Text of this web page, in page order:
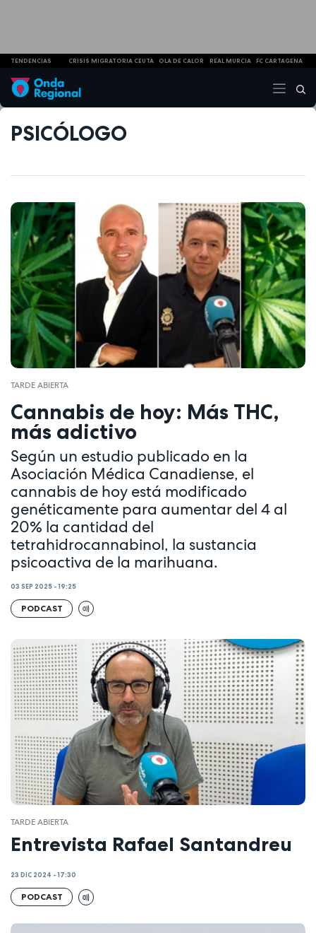
TENDENCIAS CRISIS MIGRATORIA CEUTA OLA DE CALOR REAL MURCIA FC CARTAGENA
PSICÓLOGO
TARDE ABIERTA
Cannabis de hoy: Más THC,
más adictivo
Según un estudio publicado en la
Asociación Médica Canadiense, el
cannabis de hoy está modificado
genéticamente para aumentar del 4 al
20% la cantidad del
tetrahidrocannabinol, la sustancia
psicoactiva de la marihuana.
03 SEP 2025 - 19:25
PODCAST
TARDE ABIERTA
Entrevista Rafael Santandreu
23 DIC 2024 - 17:30
PODCAST